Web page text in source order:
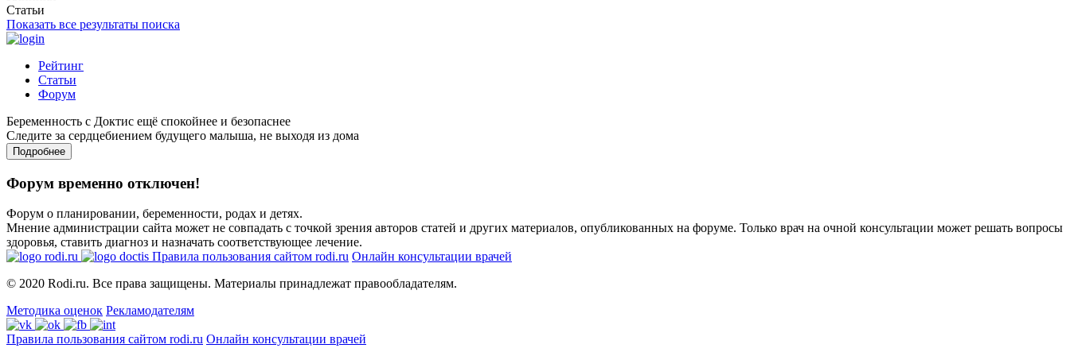
Статьи
Показать все результаты поиска
Рейтинг
Статьи
Форум
Беременность с Доктис ещё спокойнее и безопаснее
Следите за сердцебиением будущего малыша, не выходя из дома
Подробнее
Форум временно отключен!
Форум о планировании, беременности, родах и детях.
Мнение администрации сайта может не совпадать с точкой зрения авторов статей и других материалов, опубликованных на форуме. Только врач на очной консультации может решать вопросы
здоровья, ставить диагноз и назначать соответствующее лечение.
Правила пользования сайтом rodi.ru Онлайн консультации врачей
© 2020 Rodi.ru. Все права защищены. Материалы принадлежат правообладателям.
Методика оценок Рекламодателям
Правила пользования сайтом rodi.ru Онлайн консультации врачей